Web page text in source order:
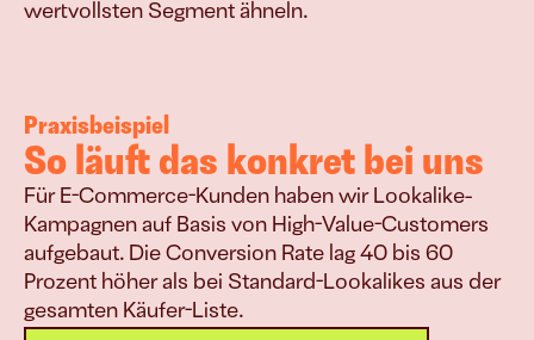
wertvollsten Segment ähneln.
Praxisbeispiel
So läuft das konkret bei uns
Für E-Commerce-Kunden haben wir Lookalike-
Kampagnen auf Basis von High-Value-Customers
aufgebaut. Die Conversion Rate lag 40 bis 60
Prozent höher als bei Standard-Lookalikes aus der
gesamten Käufer-Liste.